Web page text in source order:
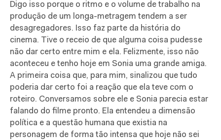
Digo isso porque o ritmo e o volume de trabalho na
produção de um longa-metragem tendem a ser
desagregadores. Isso faz parte da história do
cinema. Tive o receio de que alguma coisa pudesse
não dar certo entre mim e ela. Felizmente, isso não
aconteceu e tenho hoje em Sonia uma grande amiga.
A primeira coisa que, para mim, sinalizou que tudo
poderia dar certo foi a reação que ela teve com o
roteiro. Conversamos sobre ele e Sonia parecia estar
falando do filme pronto. Ela entendeu a dimensão
política e a questão humana que existia na
personagem de forma tão intensa que hoje não sei